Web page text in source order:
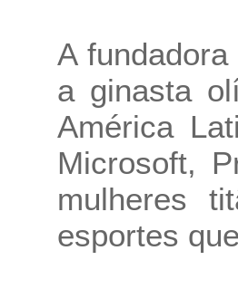
A
a ginasta
América
Microsoft,
mulheres
esportes